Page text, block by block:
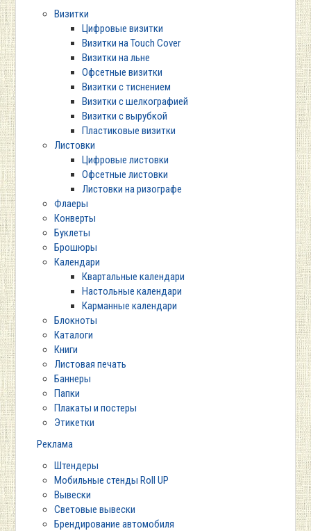
Визитки
Цифровые визитки
Визитки на Touch Cover
Визитки на льне
Офсетные визитки
Визитки с тиснением
Визитки с шелкографией
Визитки с вырубкой
Пластиковые визитки
Листовки
Цифровые листовки
Офсетные листовки
Листовки на ризографе
Флаеры
Конверты
Буклеты
Брошюры
Календари
Квартальные календари
Настольные календари
Карманные календари
Блокноты
Каталоги
Книги
Листовая печать
Баннеры
Папки
Плакаты и постеры
Этикетки
Реклама
Штендеры
Мобильные стенды Roll UP
Вывески
Световые вывески
Брендирование автомобиля